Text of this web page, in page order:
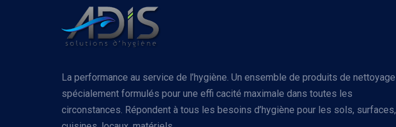
La performance au service de l’hygiène. Un ensemble de produits de nettoyage
spécialement formulés pour une effi cacité maximale dans toutes les
circonstances. Répondent à tous les besoins d’hygiène pour les sols, surfaces,